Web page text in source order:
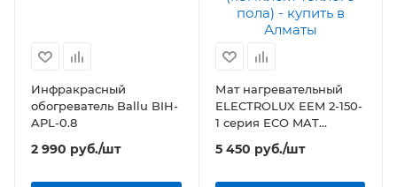
Инфракрасный
обогреватель Ballu BIH-
APL-0.8
2 990 руб./шт
Мат нагревательный
ELECTROLUX EEM 2-150-
1 серия ECO MAT
(комплект теплого пола)
5 450 руб./шт